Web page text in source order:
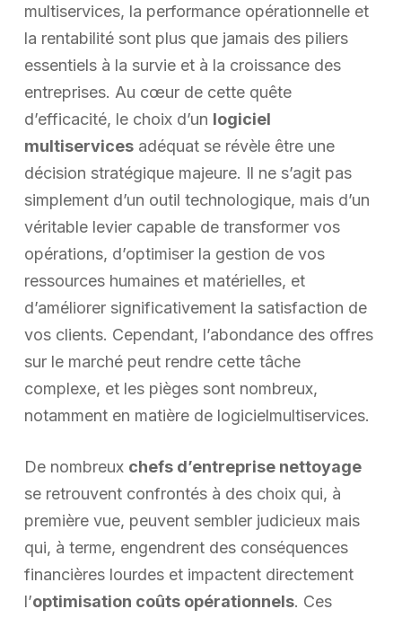
multiservices, la performance opérationnelle et
la rentabilité sont plus que jamais des piliers
essentiels à la survie et à la croissance des
entreprises. Au cœur de cette quête
d’efficacité, le choix d’un logiciel
multiservicesadéquat se révèle être une
décision stratégique majeure. Il ne s’agit pas
simplement d’un outil technologique, mais d’un
véritable levier capable de transformer vos
opérations, d’optimiser la gestion de vos
ressources humaines et matérielles, et
d’améliorer significativement la satisfaction de
vos clients. Cependant, l’abondance des offres
sur le marché peut rendre cette tâche
complexe, et les pièges sont nombreux,
notamment en matière de logicielmultiservices.
De nombreux chefs d’entreprise nettoyage
se retrouvent confrontés à des choix qui, à
première vue, peuvent sembler judicieux mais
qui, à terme, engendrent des conséquences
financières lourdes et impactent directement
l’optimisation coûts opérationnels. Ces